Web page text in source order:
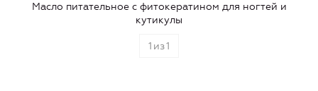
Масло питательное с фитокератином для ногтей и
кутикулы
1 из1